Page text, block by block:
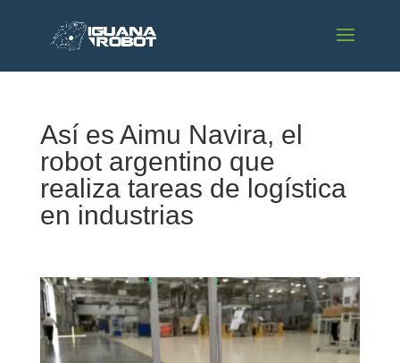
Así es Aimu Navira, el
robot argentino que
realiza tareas de logística
en industrias